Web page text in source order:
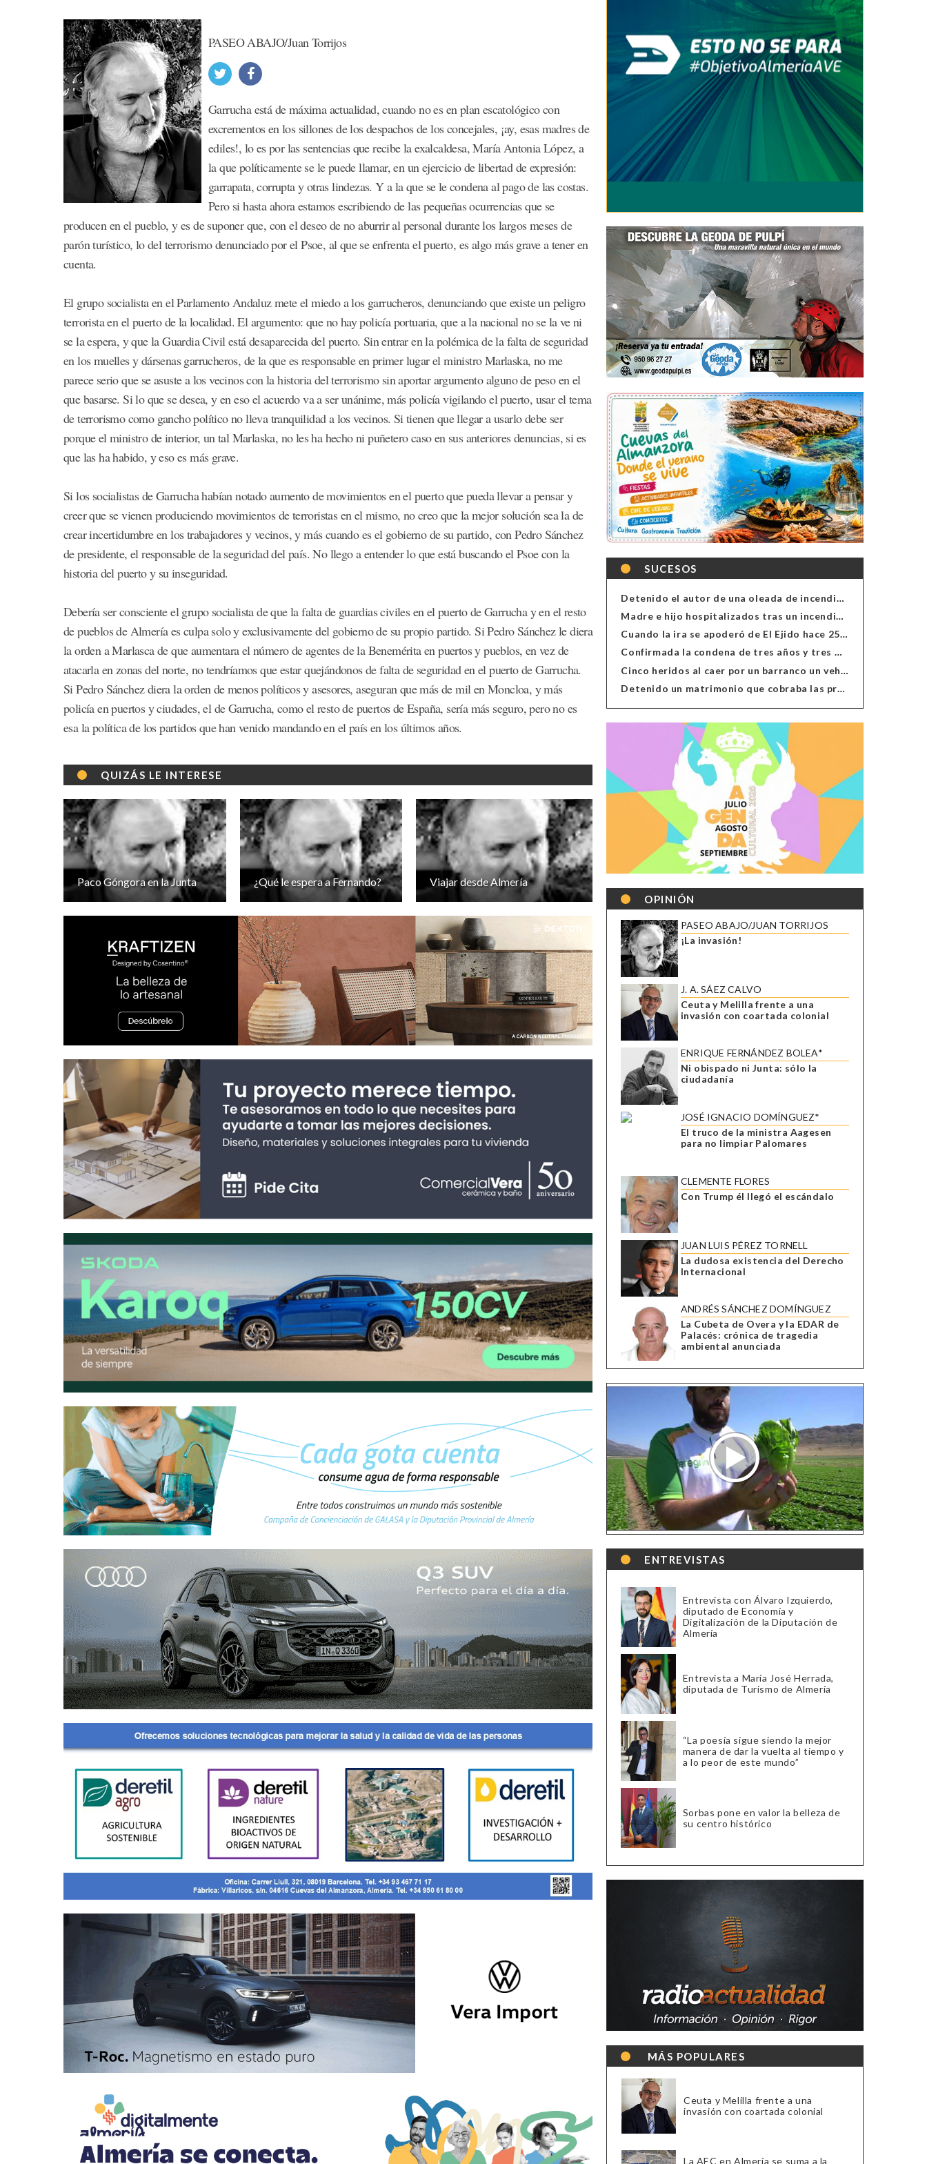
PASEO ABAJO/Juan Torrijos
Garrucha está de máxima actualidad, cuando no es en plan escatológico con
excrementos en los sillones de los despachos de los concejales, ¡ay, esas madres de
ediles!, lo es por las sentencias que recibe la exalcaldesa, María Antonia López, a
la que políticamente se le puede llamar, en un ejercicio de libertad de expresión:
garrapata, corrupta y otras lindezas. Y a la que se le condena al pago de las costas.
Pero si hasta ahora estamos escribiendo de las pequeñas ocurrencias que se
producen en el pueblo, y es de suponer que, con el deseo de no aburrir al personal durante los largos meses de
parón turístico, lo del terrorismo denunciado por el Psoe, al que se enfrenta el puerto, es algo más grave a tener en
cuenta.
El grupo socialista en el Parlamento Andaluz mete el miedo a los garrucheros, denunciando que existe un peligro
terrorista en el puerto de la localidad. El argumento: que no hay policía portuaria, que a la nacional no se la ve ni
se la espera, y que la Guardia Civil está desaparecida del puerto. Sin entrar en la polémica de la falta de seguridad
en los muelles y dársenas garrucheros, de la que es responsable en primer lugar el ministro Marlaska, no me
parece serio que se asuste a los vecinos con la historia del terrorismo sin aportar argumento alguno de peso en el
que basarse. Si lo que se desea, y en eso el acuerdo va a ser unánime, más policía vigilando el puerto, usar el tema
de terrorismo como gancho político no lleva tranquilidad a los vecinos. Si tienen que llegar a usarlo debe ser
porque el ministro de interior, un tal Marlaska, no les ha hecho ni puñetero caso en sus anteriores denuncias, si es
que las ha habido, y eso es más grave.
Si los socialistas de Garrucha habían notado aumento de movimientos en el puerto que pueda llevar a pensar y
creer que se vienen produciendo movimientos de terroristas en el mismo, no creo que la mejor solución sea la de
crear incertidumbre en los trabajadores y vecinos, y más cuando es el gobierno de su partido, con Pedro Sánchez
de presidente, el responsable de la seguridad del país. No llego a entender lo que está buscando el Psoe con la
historia del puerto y su inseguridad.
Debería ser consciente el grupo socialista de que la falta de guardias civiles en el puerto de Garrucha y en el resto
de pueblos de Almería es culpa solo y exclusivamente del gobierno de su propio partido. Si Pedro Sánchez le diera
la orden a Marlasca de que aumentara el número de agentes de la Benemérita en puertos y pueblos, en vez de
atacarla en zonas del norte, no tendríamos que estar quejándonos de falta de seguridad en el puerto de Garrucha.
Si Pedro Sánchez diera la orden de menos políticos y asesores, aseguran que más de mil en Moncloa, y más
policía en puertos y ciudades, el de Garrucha, como el resto de puertos de España, sería más seguro, pero no es
esa la política de los partidos que han venido mandando en el país en los últimos años.
QUIZÁS LE INTERESE
Paco Góngora en la Junta ¿Qué le espera a Fernando? Viajar desde Almería
SUCESOS
Detenido el autor de una oleada de incendios de contenedores en Almería
Madre e hijo hospitalizados tras un incendio en la cocina de una vivienda en Almería
Cuando la ira se apoderó de El Ejido hace 25 años
Confirmada la condena de tres años y tres meses al hombre de Antas acusado de xenofobia
Cinco heridos al caer por un barranco un vehículo en Alcolea
Detenido un matrimonio que cobraba las prestaciones de ilegales en Almería, Granada, Málaga, Huelva y Murcia
OPINIÓN
PASEO ABAJO/JUAN TORRIJOS
¡La invasión!
J. A. SÁEZ CALVO
Ceuta y Melilla frente a una
invasión con coartada colonial
ENRIQUE FERNÁNDEZ BOLEA*
Ni obispado ni Junta: sólo la
ciudadanía
JOSÉ IGNACIO DOMÍNGUEZ*
El truco de la ministra Aagesen
para no limpiar Palomares
CLEMENTE FLORES
Con Trump él llegó el escándalo
JUAN LUIS PÉREZ TORNELL
La dudosa existencia del Derecho
Internacional
ANDRÉS SÁNCHEZ DOMÍNGUEZ
La Cubeta de Overa y la EDAR de
Palacés: crónica de tragedia
ambiental anunciada
ENTREVISTAS
Entrevista con Álvaro Izquierdo,
diputado de Economía y
Digitalización de la Diputación de
Almería
Entrevista a María José Herrada,
diputada de Turismo de Almería
“La poesía sigue siendo la mejor
manera de dar la vuelta al tiempo y
a lo peor de este mundo”
Sorbas pone en valor la belleza de
su centro histórico
MÁS POPULARES
Ceuta y Melilla frente a una
invasión con coartada colonial
La AEC en Almería se suma a la